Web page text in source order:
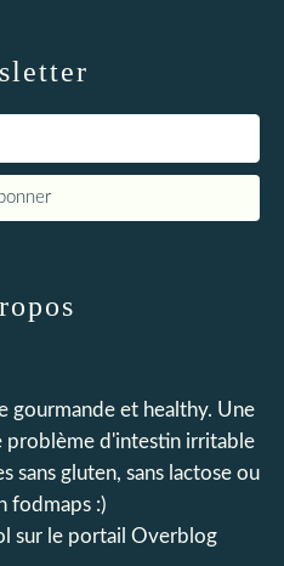
gourmande et healthy. Une
problème d'intestin irritable
sans gluten, sans lactose ou
fodmaps :)
sur le portail Overblog